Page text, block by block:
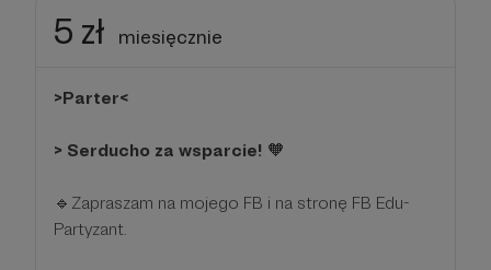
5 zł miesięcznie
>Parter<
> Serducho za wsparcie! 🧡
🔹Zapraszam na mojego FB i na stronę FB Edu-
Partyzant.